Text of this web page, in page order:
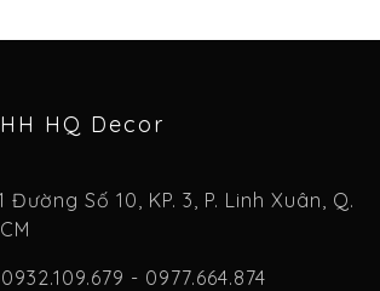
HQ Decor
Đường Số 10, KP. 3, P. Linh Xuân, Q.
0932.109.679 - 0977.664.874